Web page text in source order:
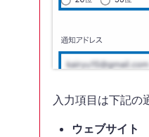
入力項目は下記の
ウェブサイト